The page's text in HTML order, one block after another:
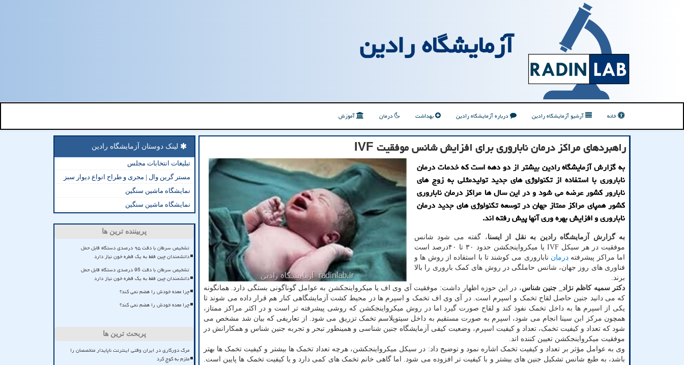
آزمایشگاه رادین
خانه آرشیو آزمایشگاه رادین درباره آزمایشگاه رادین بهداشت درمان آموزش
راهبردهای مراکز درمان ناباروری برای افزایش شانس موفقیت IVF
به گزارش آزمایشگاه رادین بیشتر از دو دهه است که خدمات درمان
ناباروری با استفاده از تکنولوژی های جدید تولیدمثلی به زوج های
نابارور کشور عرضه می شود و در این سال ها مراکز درمان ناباروری
کشور همپای مراکز ممتاز جهان در توسعه تکنولوژی های جدید درمان
ناباروری و افزایش بهره وری آنها پیش رفته اند.
به گزارش آزمایشگاه رادین به نقل از ایسنا، گفته می شود شانس
موفقیت در هر سیکل IVF یا میکرواینجکشن حدود ۳۰ تا ۴۰درصد است
اما مراکز پیشرفته درمان ناباروری می کوشند تا با استفاده از روش ها و
فناوری های روز جهان، شانس حاملگی در روش های کمک باروری را بالا
برند.
دکتر سمیه کاظم نژاد_ جنین شناس، در این حوزه اظهار داشت: موفقیت آی وی اف یا میکرواینجکشن به عوامل گوناگونی بستگی دارد. همانگونه
که می دانید جنین حاصل لقاح تخمک و اسپرم است. در آی وی اف تخمک و اسپرم ها در محیط کشت آزمایشگاهی کنار هم قرار داده می شوند تا
یکی از اسپرم ها به داخل تخمک نفوذ کند و لقاح صورت گیرد اما در روش میکرواینجکشن که روشی پیشرفته تر است و در اکثر مراکز ممتاز،
همچون مرکز ابن سینا انجام می شود، اسپرم به صورت مستقیم به داخل سیتوپلاسم تخمک تزریق می شود. از تعاریفی که بیان شد مشخص می
شود که تعداد و کیفیت تخمک، تعداد و کیفیت اسپرم، وضعیت کیفی آزمایشگاه جنین شناسی و همینطور تبحر و تجربه جنین شناس و همکارانش در
موفقیت میکرواینجکشن تعیین کننده اند.
وی به عوامل مؤثر بر تعداد و کیفیت تخمک اشاره نمود و توضیح داد: در سیکل میکرواینجکشن، هرچه تعداد تخمک ها بیشتر و کیفیت تخمک ها بهتر
باشد، به طبع شانس تشکیل جنین های بیشتر و با کیفیت تر افزوده می شود. اما گاهی خانم تخمک های کمی دارد و یا کیفیت تخمک ها پایین است.
لینک دوستان آزمایشگاه رادین
تبلیغات انتخابات مجلس
مستر گرین وال | مجری و طراح انواع دیوار سبز
نمایشگاه ماشین سنگین
نمایشگاه ماشین سنگین
پربیننده ترین ها
تشخیص سرطان با دقت ۹۵ درصدی دستگاه قابل حمل
دانشمندان چین فقط به یک قطره خون نیاز دارد
تشخیص سرطان با دقت 95 درصدی دستگاه قابل حمل
دانشمندان چین فقط به یک قطره خون نیاز دارد
چرا معده خودش را هضم نمی کند؟
چرا معده خودش را هضم نمی کند؟
پربحث ترین ها
مرگ دورکاری در ایران وقتی اینترنت ناپایدار متخصصان را
ملزم به کوچ کرد